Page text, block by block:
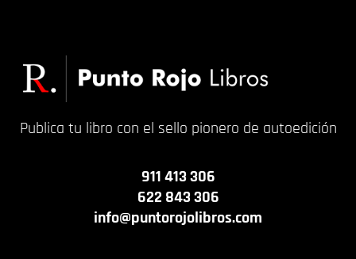
Publica tu libro con el sello pionero de autoedición
911 413 306
622 843 306
info@puntorojolibros.com